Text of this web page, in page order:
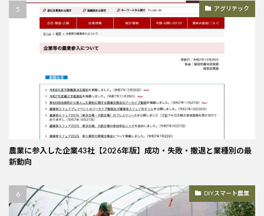
アグリテック
農業に参入した企業43社【2026年版】成功・失敗・撤退と業種別の最
新動向
DIYスマート農業